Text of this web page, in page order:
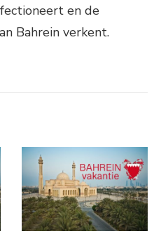
en de
Bahrein verkent.